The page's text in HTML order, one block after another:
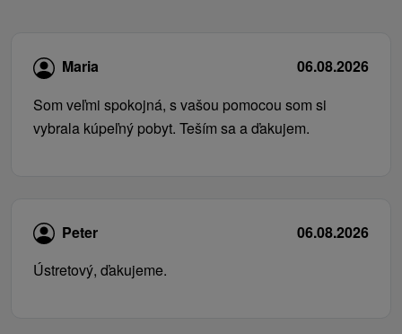
Maria
06.08.2026
Som veľmi spokojná, s vašou pomocou som si
vybrala kúpeľný pobyt. Teším sa a ďakujem.
Peter
06.08.2026
Ústretový, ďakujeme.